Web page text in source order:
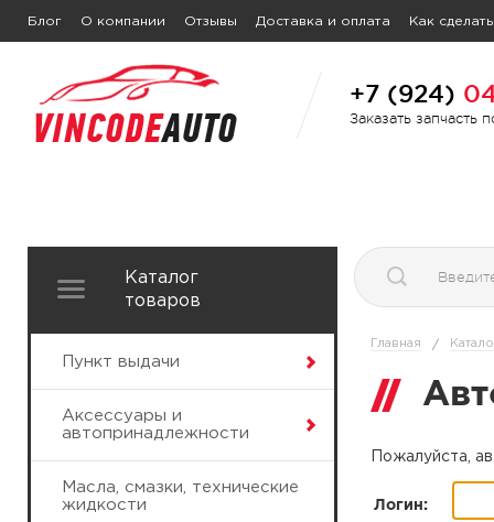
Блог О компании Отзывы Доставка и оплата Как
+7 (924)
Заказать запчасть
Каталог
товаров
Пункт выдачи
Аксессуары и
автопринадлежности
Масла, смазки, технические
жидкости
Главная /
Пожалуйста,
Логин: